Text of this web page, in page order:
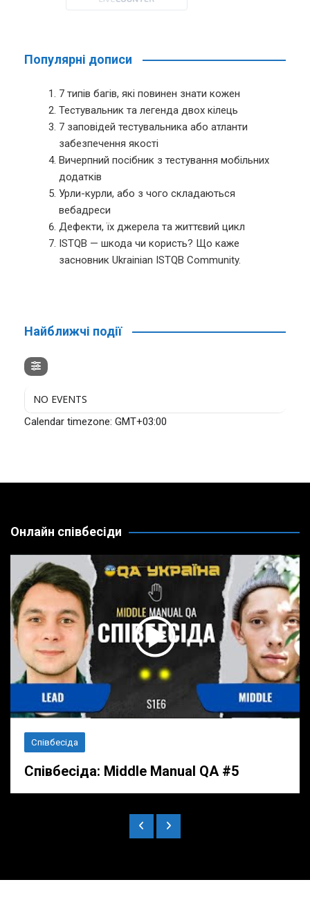
Популярні дописи
7 типів багів, які повинен знати кожен
Тестувальник та легенда двох кілець
7 заповідей тестувальника або атланти
забезпечення якості
Вичерпний посібник з тестування мобільних
додатків
Урли-курли, або з чого складаються
вебадреси
Дефекти, їх джерела та життєвий цикл
ISTQB — шкода чи користь? Що каже
засновник Ukrainian ISTQB Community.
Найближчі події
NO EVENTS
Calendar timezone: GMT+03:00
Онлайн співбесіди
Співбесіда
Співбесіда: Middle Manual QA #5